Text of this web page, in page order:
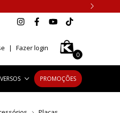
| Fazer login
0
PROMOÇÕES